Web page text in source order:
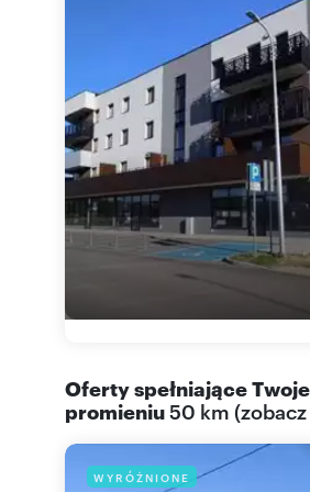
Oferty spełniające
promieniu50 km (
WYRÓŻNIONE